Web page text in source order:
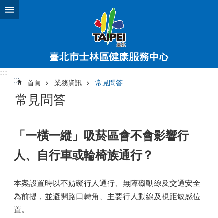
跳到主要內容區塊
:::
:::
首頁 業務資訊 常見問答
常見問答
「一橫一縱」吸菸區會不會影響行
人、自行車或輪椅族通行？
本案設置時以不妨礙行人通行、無障礙動線及交通安全
為前提，並避開路口轉角、主要行人動線及視距敏感位
置。